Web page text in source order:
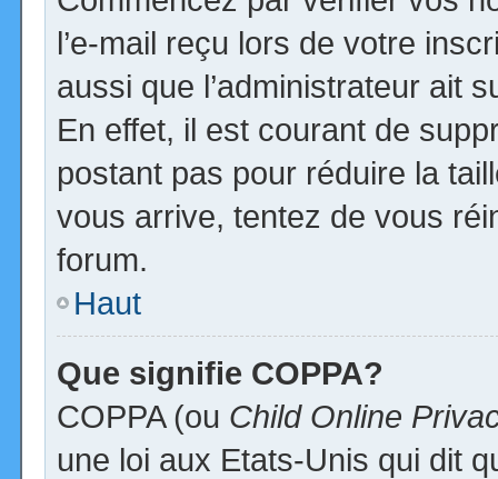
l’e-mail reçu lors de votre
aussi que l’administrateur ait
En effet, il est courant de
postant pas pour réduire la
vous arrive, tentez de vous
forum.
Haut
Que signifie COPPA?
COPPA (ou Child Online
une loi aux Etats-Unis qui dit